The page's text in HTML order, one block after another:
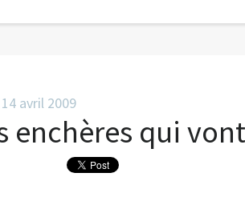
14 avril 2009
enchères qui